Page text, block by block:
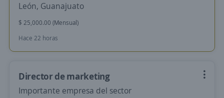
León, Guanajuato
$ 25,000.00 (Mensual)
Hace 22 horas
Director de marketing
Importante empresa del sector